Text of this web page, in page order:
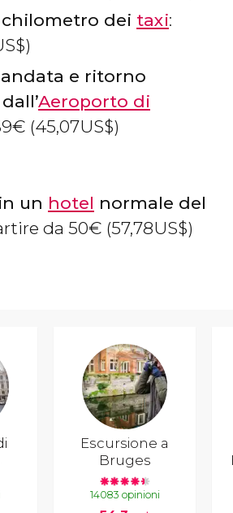
chilometro dei taxi:
)
e ritorno
dall’Aeroporto di
€ (45,07US$)
un hotel normale del
da 50€ (57,78US$)
Escursione a
Bruges
14083 opinioni